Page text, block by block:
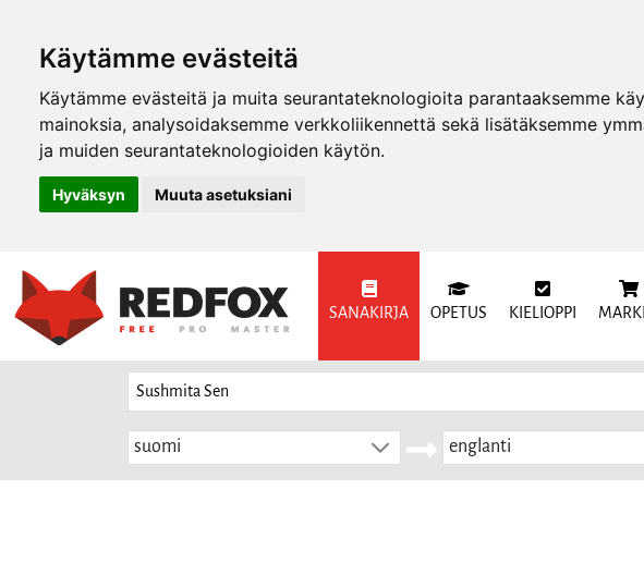
Käytämme evästeitä
Käytämme evästeitä ja muita seurantateknologioita parantaaksemme
mainoksia, analysoidaksemme verkkoliikennettä sekä lisätäksemme
ja muiden seurantateknologioiden käytön.
Hyväksyn Muuta asetuksiani
SANAKIRJA OPETUS KIELIOPPI
suomi englanti